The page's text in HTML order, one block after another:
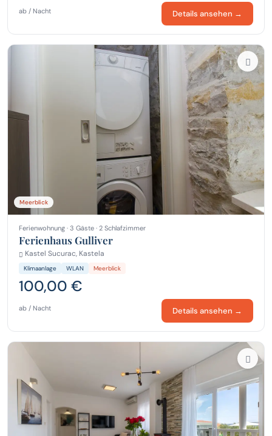
ab / Nacht Details ansehen →
Meerblick
Ferienwohnung · 3 Gäste · 2 Schlafzimmer
Ferienhaus Gulliver
Kastel Sucurac, Kastela
Klimaanlage WLAN Meerblick
100,00 €
ab / Nacht Details ansehen →